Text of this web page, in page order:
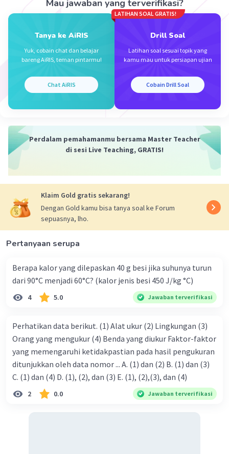
Beri Rating·0.0(0) Balas
Mau jawaban yang terverifikasi?
Tanya ke AiRIS
Yuk, cobain chat dan belajar
bareng AiRIS, teman pintarmu!
Chat AiRIS
LATIHAN SOAL GRATIS!
Drill Soal
Latihan soal sesuai topik yang
kamu mau untuk persiapan ujian
Cobain Drill Soal
Perdalam pemahamanmu bersama Master Teacher
di sesi Live Teaching, GRATIS!
Klaim Gold gratis sekarang!
Dengan Gold kamu bisa tanya soal ke Forum
sepuasnya, lho.
Pertanyaan serupa
Berapa kalor yang dilepaskan 40 g besi jika suhunya turun
dari 90°C menjadi 60°C? (kalor jenis besi 450 J/kg °C)
4 5.0 Jawaban terverifikasi
Perhatikan data berikut. (1) Alat ukur (2) Lingkungan (3)
Orang yang mengukur (4) Benda yang diukur Faktor-faktor
yang memengaruhi ketidakpastian pada hasil pengukuran
ditunjukkan oleh data nomor ... A. (1) dan (2) B. (1) dan (3)
C. (1) dan (4) D. (1), (2), dan (3) E. (1), (2),(3), dan (4)
2 0.0 Jawaban terverifikasi